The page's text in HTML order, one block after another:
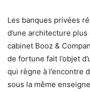
Les banques privées
d’une architecture
cabinet Booz &
de fortune fait l’objet
qui règne à l’encontre
sous la même